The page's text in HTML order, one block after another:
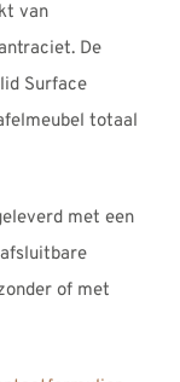
van
De
Surface
totaal
met een
of met